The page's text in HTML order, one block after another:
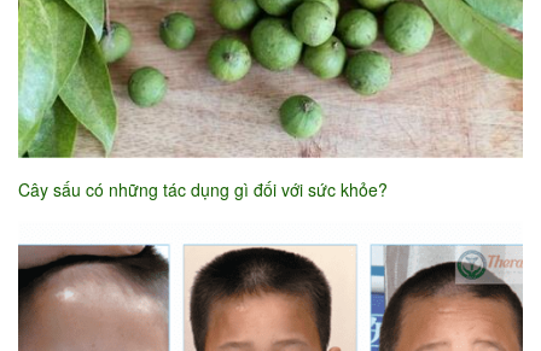
Cây sấu có những tác dụng gì đối với sức khỏe?